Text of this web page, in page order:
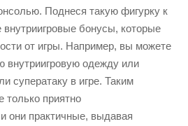
Поднеся такую фигурку к
внутриигровые бонусы, которые
от игры. Например, вы можете
внутриигровую одежду или
суператаку в игре. Таким
только приятно
они практичные, выдавая